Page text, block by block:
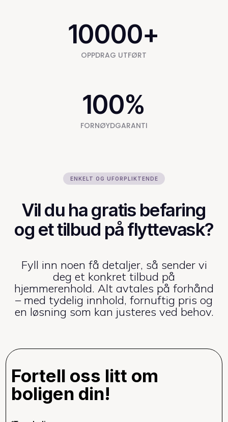
10000+
OPPDRAG UTFØRT
100%
FORNØYDGARANTI
ENKELT OG UFORPLIKTENDE
Vil du ha gratis befaring
og et tilbud på flyttevask?
Fyll inn noen få detaljer, så sender vi
deg et konkret tilbud på
hjemmerenhold. Alt avtales på forhånd
– med tydelig innhold, fornuftig pris og
en løsning som kan justeres ved behov.
Fortell oss litt om
boligen din!